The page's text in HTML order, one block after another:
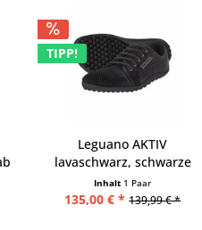
TIPP!
Leguano AKTIV
lavaschwarz, schwarze
Sohle
Inhalt 1 Paar
135,00 € * 139,99 € *